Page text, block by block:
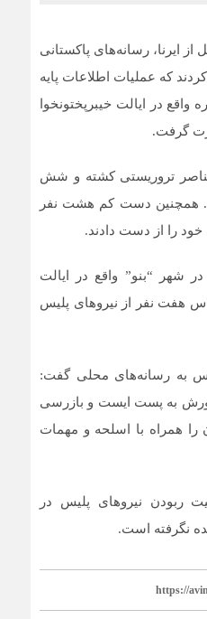
از ایرنا، رسانه‌های پاکستانی
که عملیات اطلاعات پایه
واقع در ایالت خیبرپختونخوا
گرفت.
۹ نفر از عناصر تروریستی کشته و شش
همچنین دست کم هشت نفر
خود را از دست دادند.
شهر “بنو” واقع در ایالت
هفت نفر از نیروهای پلیس
به رسانه‌های محلی گفت:
به پست ایست و بازرسی
۷ نفر از آنان را همراه با اسلحه و مهمات
ربودن نیروهای پلیس در
نگرفته است.
https://